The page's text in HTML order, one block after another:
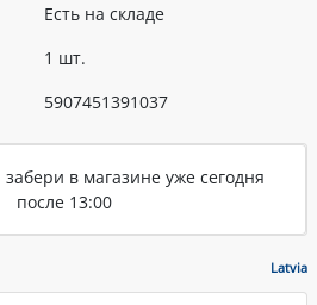
Есть на складе
1 шт.
5907451391037
в магазине уже сегодня
после 13:00
Latvia